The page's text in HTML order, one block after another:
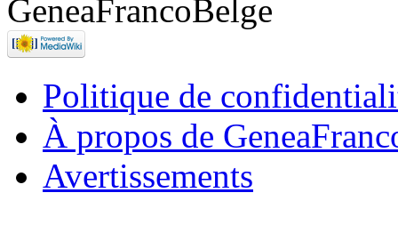
Politique de
À propos de
Avertissements